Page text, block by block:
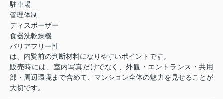
駐車場
管理体制
ディスポーザー
食器洗乾燥機
バリアフリー性
は、内覧前の判断材料になりやすいポイントです。
販売時には、室内写真だけでなく、外観・エントランス・共用
部・周辺環境まで含めて、マンション全体の魅力を見せることが
大切です。